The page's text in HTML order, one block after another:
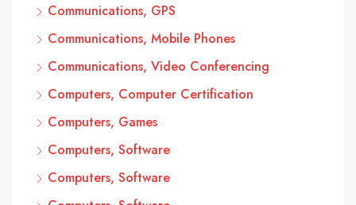
Communications, GPS
Communications, Mobile Phones
Communications, Video Conferencing
Computers, Computer Certification
Computers, Games
Computers, Software
Computers, Software